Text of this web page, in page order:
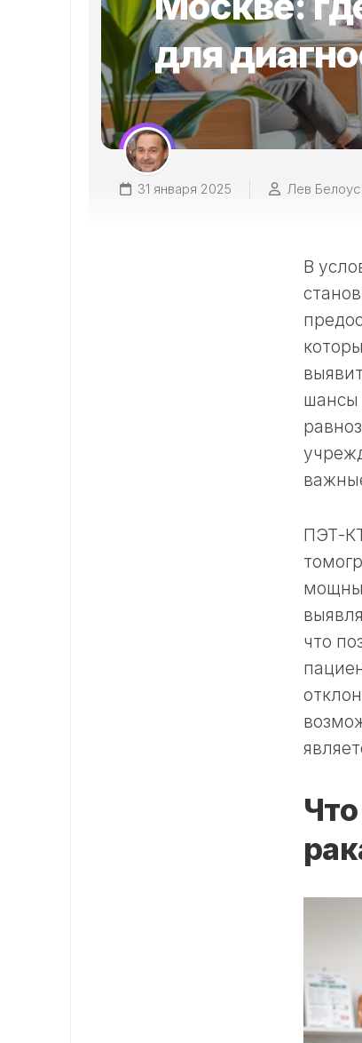
для
31 января 2025 Лев
В
шансы
ПЭТ-
что